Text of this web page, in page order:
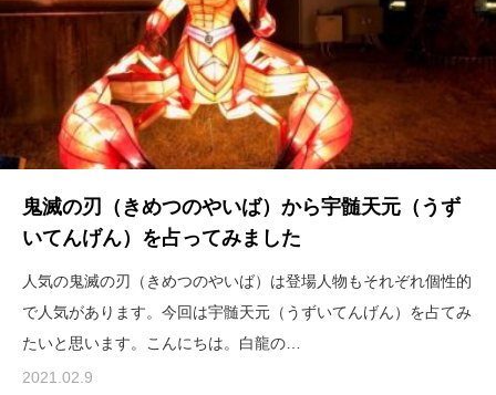
鬼滅の刃（きめつのやいば）から宇髄天元（うず
いてんげん）を占ってみました
人気の鬼滅の刃（きめつのやいば）は登場人物もそれぞれ個性的
で人気があります。今回は宇髄天元（うずいてんげん）を占てみ
たいと思います。こんにちは。白龍の…
2021.02.9